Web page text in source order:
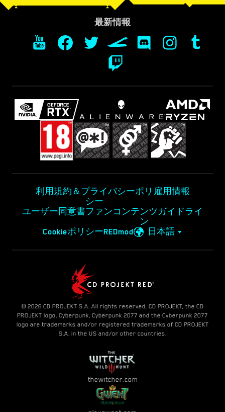
最新情報
利用規約＆プライバシーポリ
シー
雇用情報
ユーザー同意書ファンコンテンツガイドライ
ン
CookieポリシーREDmod 日本語
© 2026 CD PROJEKT S.A. All rights reserved. CD PROJEKT, the CD
PROJEKT logo, Cyberpunk, Cyberpunk 2077 and the Cyberpunk 2077
logo are trademarks and/or registered trademarks of CD PROJEKT
S.A. in the US and/or other countries.
thewitcher.com